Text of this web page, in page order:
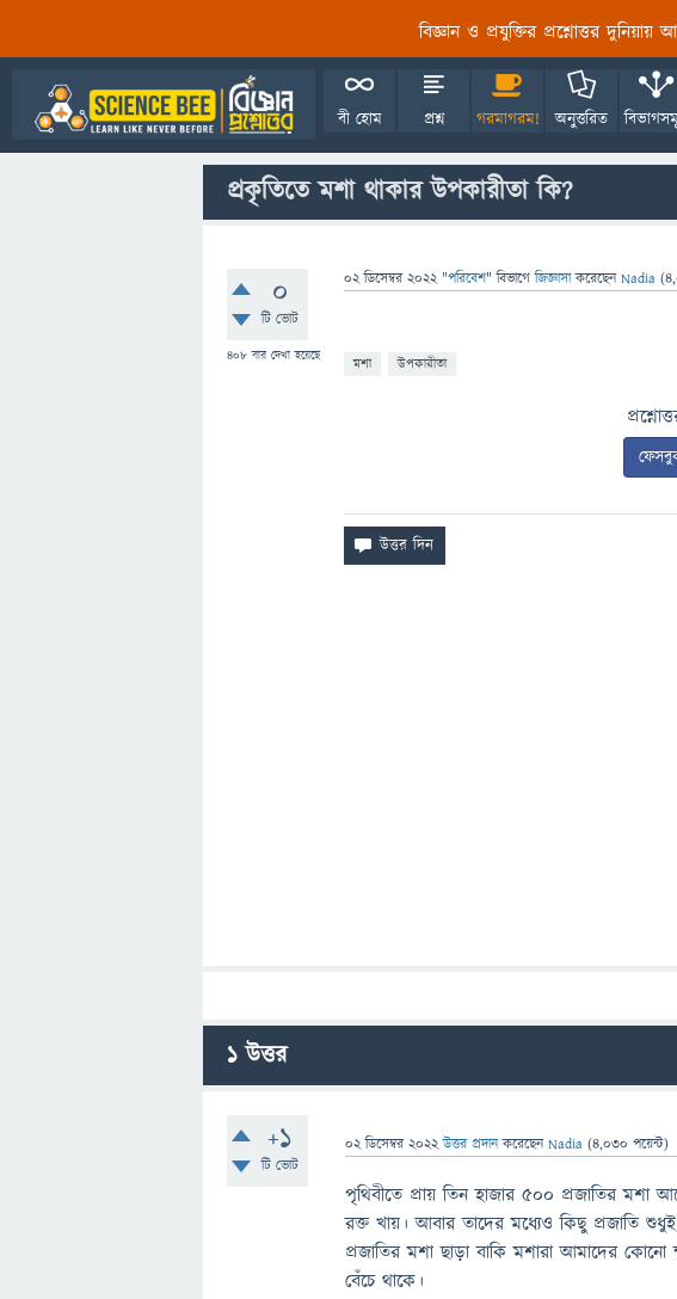
বিজ্ঞান ও প্রযুক্তির প্রশ্নোত্তর দুনিয়ায়
বী হোম প্রশ্ন গরমাগরম! অনুত্তরিত
প্রকৃতিতে মশা থাকার উপকারীতা কি?
0
টি ভোট
408 বার দেখা হয়েছে
02 ডিসেম্বর 2022 "পরিবেশ" বিভাগে জিজ্ঞাসাকরেছেনNadia (
মশা উপকারীতা
1উত্তর
+1
টি ভোট
02 ডিসেম্বর 2022 উত্তর প্রদান করেছেনNadia (4,030 পয়েন্ট)
পৃথিবীতে প্রায় তিন হাজার ৫০০ প্রজাতির মশা
রক্ত খায়। আবার তাদের মধ্যেও কিছু প্রজাতি
প্রজাতির মশা ছাড়া বাকি মশারা আমাদের কোনো
বেঁচে থাকে।